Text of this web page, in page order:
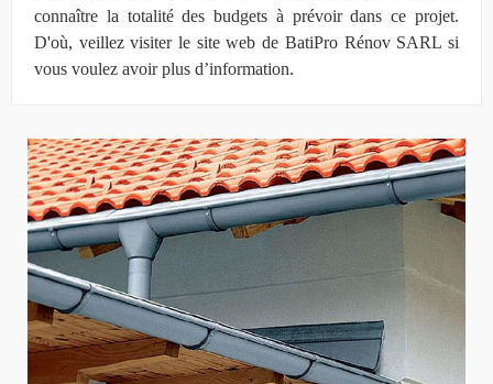
connaître la totalité des budgets à prévoir dans ce projet.
D'où, veillez visiter le site web de BatiPro Rénov SARL si
vous voulez avoir plus d’information.